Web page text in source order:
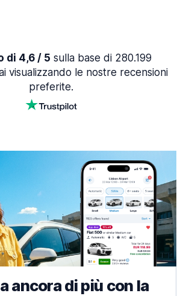
di 4,6 / 5 sulla base di 280.199
visualizzando le nostre recensioni
preferite.
ancora di più con la